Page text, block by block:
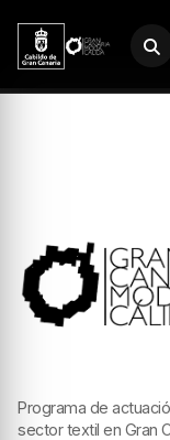
Programa de
sector textil en Gran